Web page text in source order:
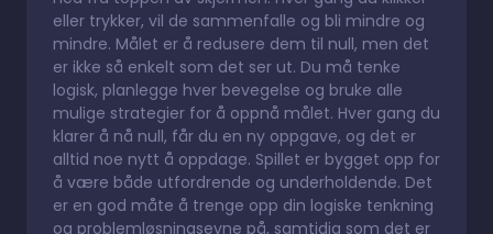
eller trykker, vil de sammenfalle og bli mindre og
mindre. Målet er å redusere dem til null, men det
er ikke så enkelt som det ser ut. Du må tenke
logisk, planlegge hver bevegelse og bruke alle
mulige strategier for å oppnå målet. Hver gang du
klarer å nå null, får du en ny oppgave, og det er
alltid noe nytt å oppdage. Spillet er bygget opp for
å være både utfordrende og underholdende. Det
er en god måte å trenge opp din logiske tenkning
og problemløsningsevne på, samtidig som det er